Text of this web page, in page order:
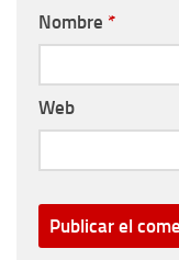
Nombre *
Web